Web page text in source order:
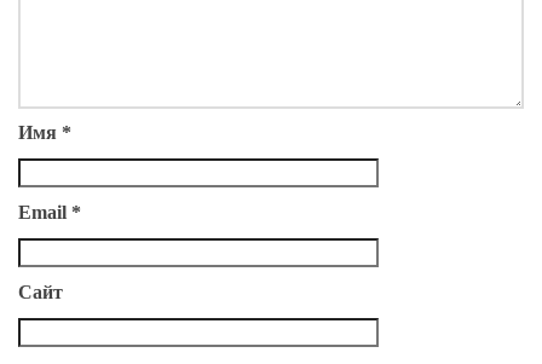
Имя *
Email *
Сайт